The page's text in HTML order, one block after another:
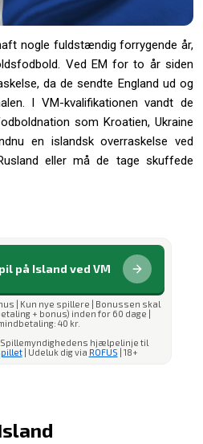
nogle fuldstændig forrygende år,
Ved EM for to år siden
da de sendte England ud og
I VM-kvalifikationen vandt de
som Kroatien, Ukraine
en islandsk overraskelse ved
eller må de tage skuffede
på Island ved VM
| Kun nye spillere | Bonussen skal
+ bonus) inden for 60 dage |
40 kr.
hjælpelinje til
| Udeluk dig via ROFUS | 18+